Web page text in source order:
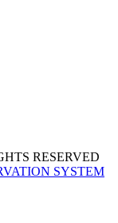
RESERVED
SYSTEM